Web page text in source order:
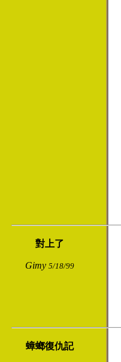
對上了
Gimy 5/18/99
蟑螂復仇記